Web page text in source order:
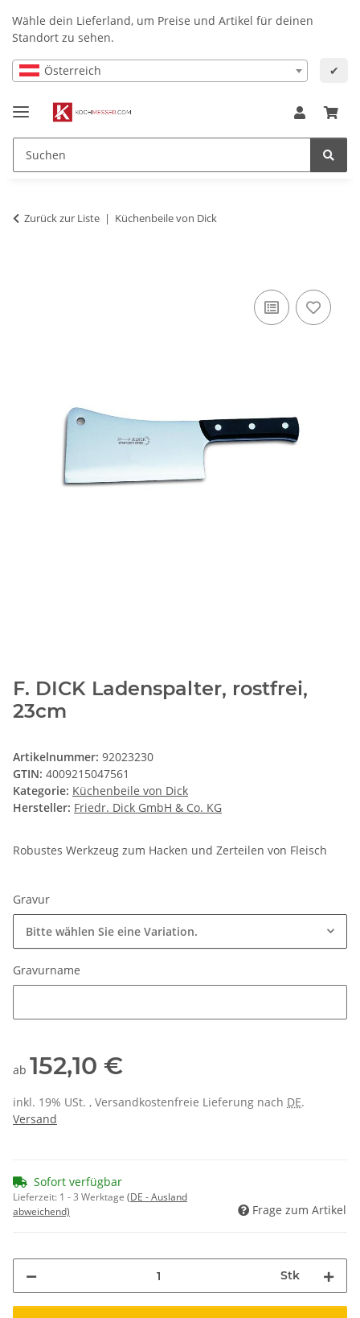
Wähle dein Lieferland, um Preise und Artikel für deinen
Standort zu sehen.
Österreich ✔
Zurück zur Liste Küchenbeile von Dick
F. DICK Ladenspalter, rostfrei,
23cm
Artikelnummer: 92023230
GTIN: 4009215047561
Kategorie: Küchenbeile von Dick
Hersteller: Friedr. Dick GmbH & Co. KG
Robustes Werkzeug zum Hacken und Zerteilen von Fleisch
Gravur
Bitte wählen Sie eine Variation.
Gravurname
ab 152,10 €
inkl. 19% USt. , Versandkostenfreie Lieferung nach DE.
Versand
Sofort verfügbar
Lieferzeit: 1 - 3 Werktage (DE - Ausland
abweichend)
Frage zum Artikel
Stk